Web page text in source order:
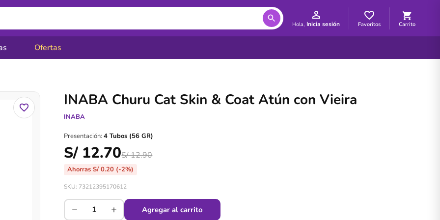
Hola, Inicia sesión Favoritos Carrito
Ofertas
INABA Churu Cat Skin & Coat Atún con Vieira
INABA
S/ 12.70S/12.90
AhorrasS/ 0.20 (-2%)
SKU: 73212395170612
Presentación:4 Tubos (56 GR)
− + Agregar al carrito